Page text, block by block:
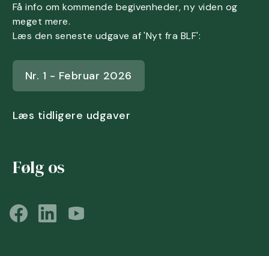
Få info om kommende begivenheder, ny viden og
meget mere.
Læs den seneste udgave af 'Nyt fra BLF':
Nr. 1 - Februar 2026
Læs tidligere udgaver
Følg os